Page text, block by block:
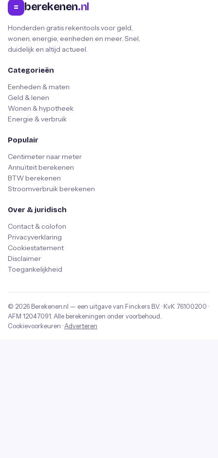
= berekenen.nl
Honderden gratis rekentools voor geld,
wonen, energie, eenheden en meer. Snel,
duidelijk en altijd actueel.
Categorieën
Eenheden & maten
Geld & lenen
Wonen & hypotheek
Energie & verbruik
Populair
Centimeter naar meter
Annuïteit berekenen
BTW berekenen
Stroomverbruik berekenen
Over & juridisch
Contact & colofon
Privacyverklaring
Cookiestatement
Disclaimer
Toegankelijkheid
© 2026 Berekenen.nl — een uitgave van Finckers B.V. · KvK 76100200 ·
AFM 12047091 . Alle berekeningen onder voorbehoud.
Cookievoorkeuren · Adverteren